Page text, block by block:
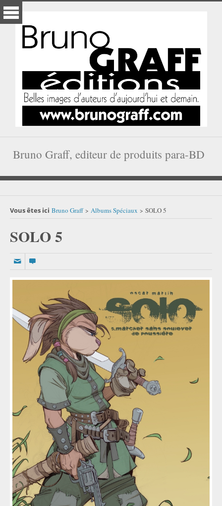
Bruno Graff, editeur de produits para-BD
Vous êtes ici Bruno Graff > Albums Spéciaux > SOLO 5
SOLO 5